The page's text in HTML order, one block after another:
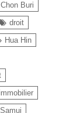
Chon Buri
droit
Hua Hin